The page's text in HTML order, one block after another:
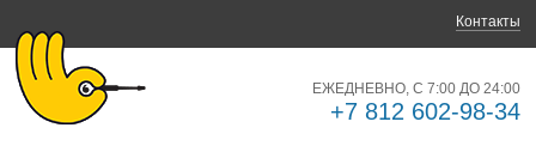
Контакты
ЕЖЕДНЕВНО, С 7:00 ДО 24:00
+7 812 602-98-34